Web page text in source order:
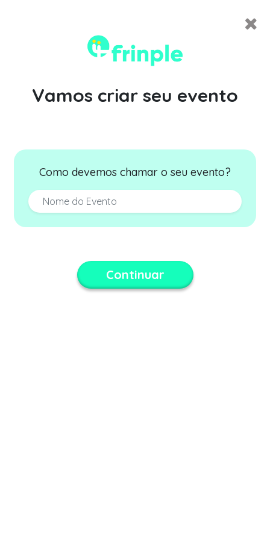
Vamos criar seu evento
Como devemos chamar o seu evento?
Continuar